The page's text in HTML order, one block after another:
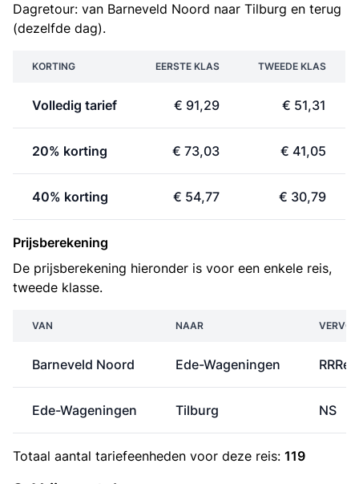
Dagretour: van Barneveld Noord naar Tilburg en terug
(dezelfde dag).
KORTING EERSTE KLAS TWEEDE KLAS
Volledig tarief € 91,29 € 51,31
20% korting € 73,03 € 41,05
40% korting € 54,77 € 30,79
Prijsberekening
De prijsberekening hieronder is voor een enkele reis,
tweede klasse.
VAN NAAR
Barneveld Noord Ede-Wageningen
Ede-Wageningen Tilburg NS
Totaal aantal tariefeenheden voor deze reis: 119